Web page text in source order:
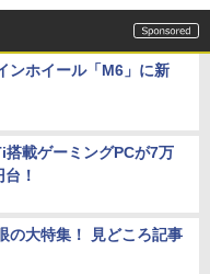
ンホイール「M6」に新
載ゲーミングPCが7万
！
の大特集！ 見どころ記事